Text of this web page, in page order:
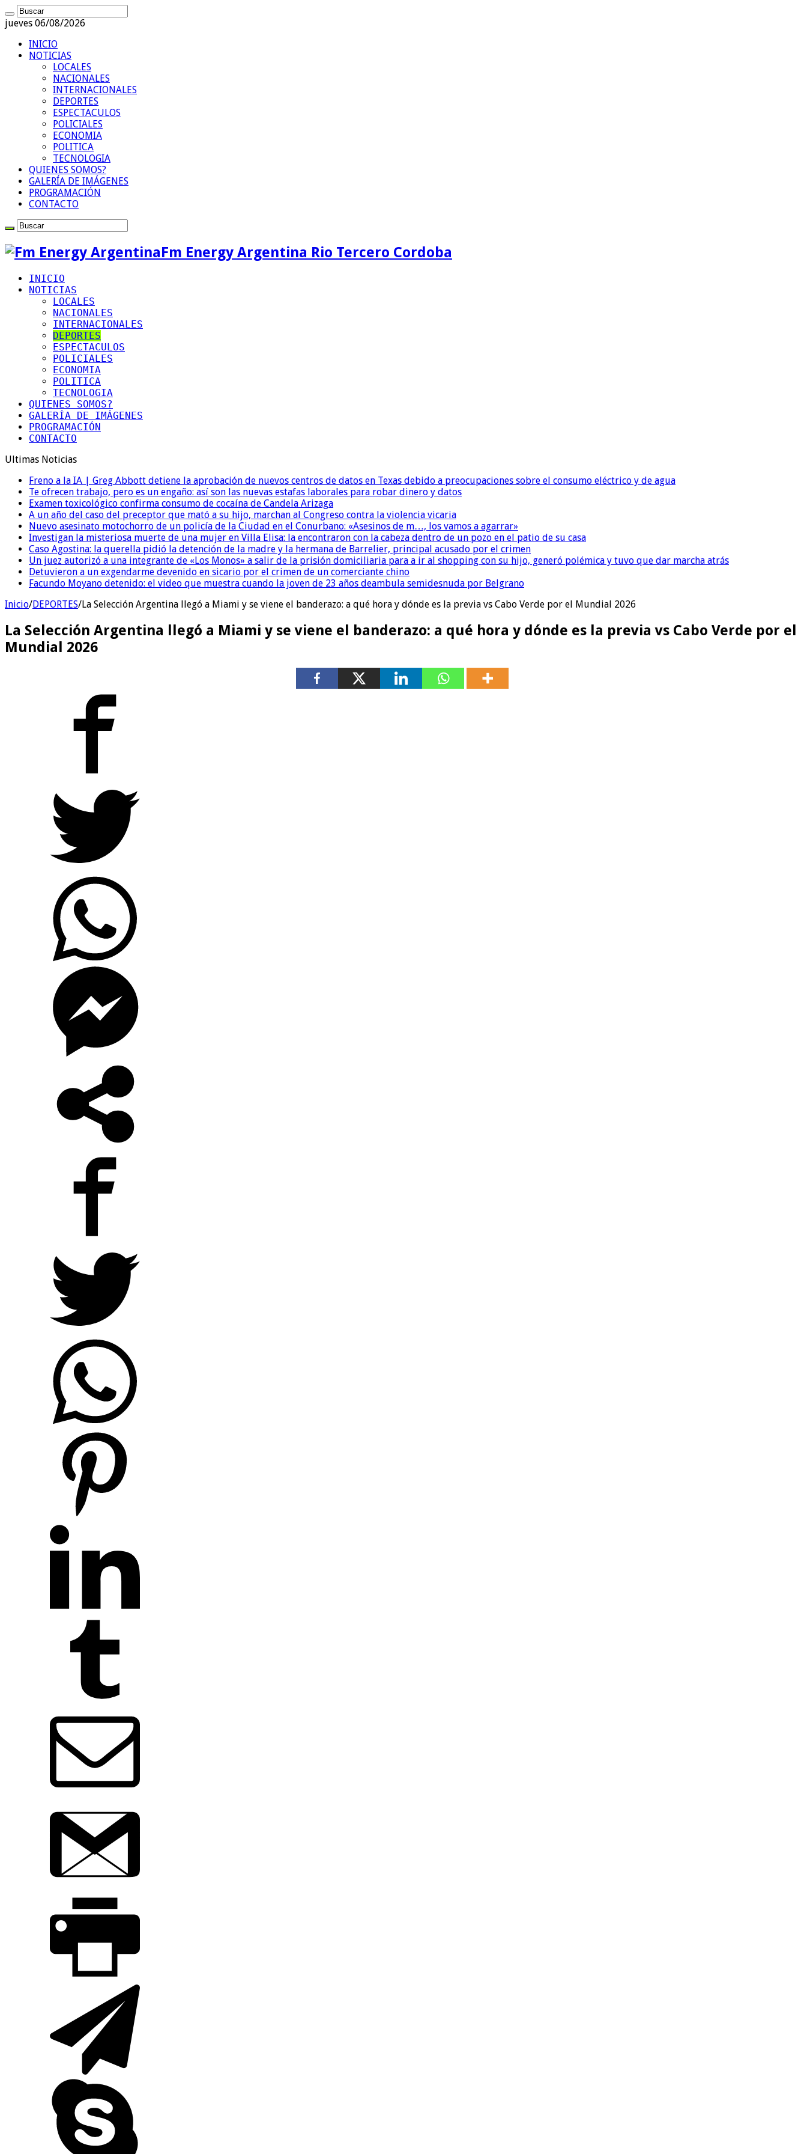
jueves 06/08/2026
INICIO
NOTICIAS
LOCALES
NACIONALES
INTERNACIONALES
DEPORTES
ESPECTACULOS
POLICIALES
ECONOMIA
POLITICA
TECNOLOGIA
QUIENES SOMOS?
GALERÍA DE IMÁGENES
PROGRAMACIÓN
CONTACTO
Fm Energy Argentina Rio Tercero Cordoba
INICIO
NOTICIAS
LOCALES
NACIONALES
INTERNACIONALES
DEPORTES
ESPECTACULOS
POLICIALES
ECONOMIA
POLITICA
TECNOLOGIA
QUIENES SOMOS?
GALERÍA DE IMÁGENES
PROGRAMACIÓN
CONTACTO
Ultimas Noticias
Freno a la IA | Greg Abbott detiene la aprobación de nuevos centros de datos en Texas debido a preocupaciones sobre el consumo eléctrico y de agua
Te ofrecen trabajo, pero es un engaño: así son las nuevas estafas laborales para robar dinero y datos
Examen toxicológico confirma consumo de cocaína de Candela Arizaga
A un año del caso del preceptor que mató a su hijo, marchan al Congreso contra la violencia vicaria
Nuevo asesinato motochorro de un policía de la Ciudad en el Conurbano: «Asesinos de m…, los vamos a agarrar»
Investigan la misteriosa muerte de una mujer en Villa Elisa: la encontraron con la cabeza dentro de un pozo en el patio de su casa
Caso Agostina: la querella pidió la detención de la madre y la hermana de Barrelier, principal acusado por el crimen
Un juez autorizó a una integrante de «Los Monos» a salir de la prisión domiciliaria para a ir al shopping con su hijo, generó polémica y tuvo que dar marcha atrás
Detuvieron a un exgendarme devenido en sicario por el crimen de un comerciante chino
Facundo Moyano detenido: el video que muestra cuando la joven de 23 años deambula semidesnuda por Belgrano
Inicio/DEPORTES/La Selección Argentina llegó a Miami y se viene el banderazo: a qué hora y dónde es la previa vs Cabo Verde por el Mundial 2026
La Selección Argentina llegó a Miami y se viene el banderazo: a qué hora y dónde es la previa vs Cabo Verde por el
Mundial 2026